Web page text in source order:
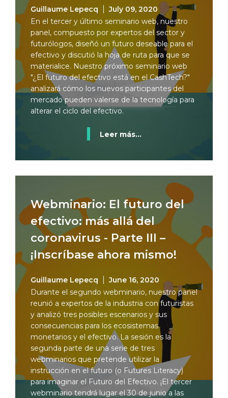
Guillaume Lepecq
July 09, 2020
En el tercer y último seminario web, nuestro
panel, compuesto por expertos del sector y
futurólogos, diseñó un futuro deseable para el
efectivo y discutió la hoja de ruta para que se
materialice. Nuestro próximo seminario web
"¿El futuro del efectivo está en el CashTech?"
analizará cómo los nuevos participantes del
mercado pueden valerse de la tecnología para
alterar el ciclo del efectivo.
Leer más...
Webminario: El futuro del
efectivo: más allá del
coronavirus - Parte III –
¡Inscríbase ahora mismo!
Guillaume Lepecq
June 16, 2020
Durante el segundo webminario, nuestro panel
reunió a expertos de la industria con futuristas
y analizó tres posibles escenarios y sus
consecuencias para los ecosistemas
monetarios y el efectivo. La sesión es la
segunda parte de una serie de tres
webminarios que pretende utilizar la
instrucción en el futuro (o Futures Literacy)
para imaginar el Futuro del Efectivo. ¡El tercer
webminario tendrá lugar el 30 de junio a las